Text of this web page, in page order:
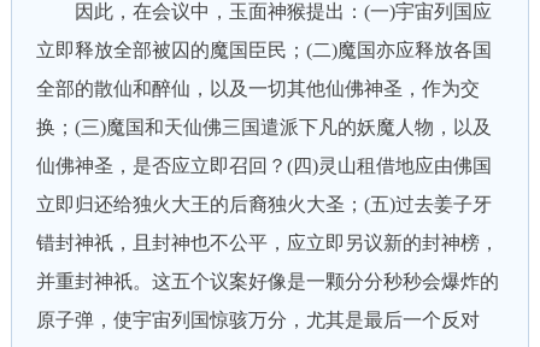
因此，在会议中，玉面神猴提出：(一)宇宙列国应
立即释放全部被囚的魔国臣民；(二)魔国亦应释放各国
全部的散仙和醉仙，以及一切其他仙佛神圣，作为交
换；(三)魔国和天仙佛三国遣派下凡的妖魔人物，以及
仙佛神圣，是否应立即召回？(四)灵山租借地应由佛国
立即归还给独火大王的后裔独火大圣；(五)过去姜子牙
错封神祇，且封神也不公平，应立即另议新的封神榜，
并重封神祇。这五个议案好像是一颗分分秒秒会爆炸的
原子弹，使宇宙列国惊骇万分，尤其是最后一个反对